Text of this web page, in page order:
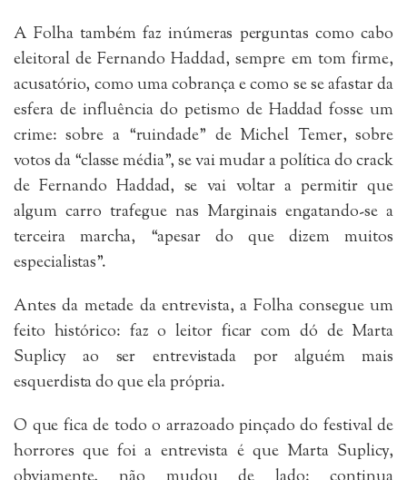
A Folha também faz inúmeras perguntas como cabo
eleitoral de Fernando Haddad, sempre em tom firme,
acusatório, como uma cobrança e como se se afastar da
esfera de influência do petismo de Haddad fosse um
crime: sobre a “ruindade” de Michel Temer, sobre
votos da “classe média”, se vai mudar a política do crack
de Fernando Haddad, se vai voltar a permitir que
algum carro trafegue nas Marginais engatando-se a
terceira marcha, “apesar do que dizem muitos
especialistas”.
Antes da metade da entrevista, a Folha consegue um
feito histórico: faz o leitor ficar com dó de Marta
Suplicy ao ser entrevistada por alguém mais
esquerdista do que ela própria.
O que fica de todo o arrazoado pinçado do festival de
horrores que foi a entrevista é que Marta Suplicy,